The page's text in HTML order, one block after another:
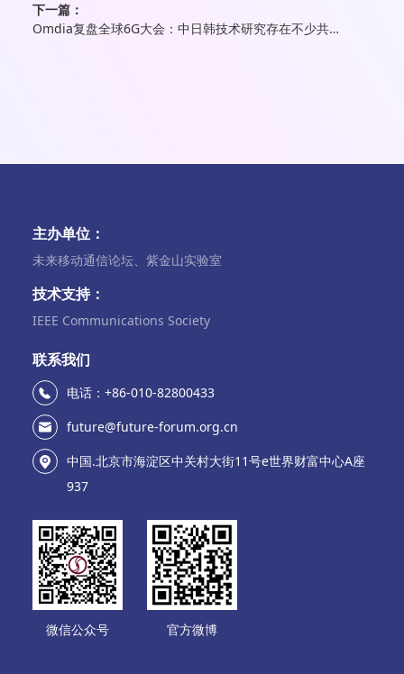
下一篇：
Omdia复盘全球6G大会：中日韩技术研究存在不少共同点 但亦有分歧
主办单位：
未来移动通信论坛、紫金山实验室
技术支持：
IEEE Communications Society
联系我们
电话：+86-010-82800433
future@future-forum.org.cn
中国.北京市海淀区中关村大街11号e世界财富中心A座
937
微信公众号 官方微博